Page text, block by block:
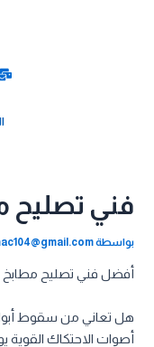
فني تصليح
بواسطة
أفضل فني تصليح مطابخ
هل تعاني من سقوط
أصوات الاحتكاك القوية